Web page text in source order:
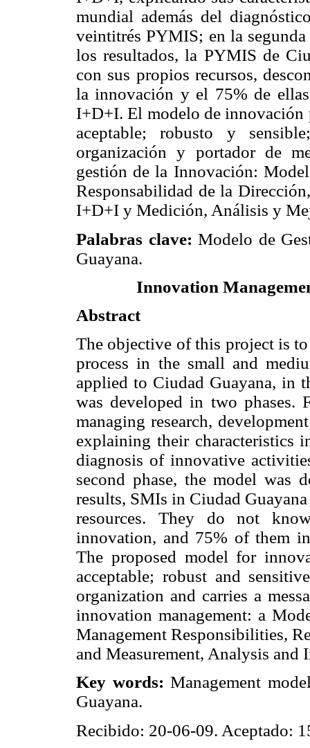
mundial además del
veintitrés PYMIS; en la
los resultados, la PYMIS de
con sus propios recursos,
la innovación y el 75% de
I+D+I. El modelo de innovación
aceptable; robusto y
organización y portador de
gestión de la Innovación:
Responsabilidad de la
I+D+I y Medición, Análisis y
Palabras clave: Modelo de
Guayana.
Innovation
Abstract
The objective of this project is
process in the small and
applied to Ciudad Guayana, in
was developed in two phases.
managing research,
explaining their characteristics
diagnosis of innovative
second phase, the model was
results, SMIs in Ciudad
resources. They do not
innovation, and 75% of them
The proposed model for
acceptable; robust and
organization and carries a
innovation management: a
Management Responsibilities,
and Measurement, Analysis and
Key words: Management
Guayana.
Recibido: 20-06-09. Aceptado: